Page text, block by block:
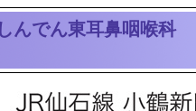
しんでん東耳鼻咽喉科